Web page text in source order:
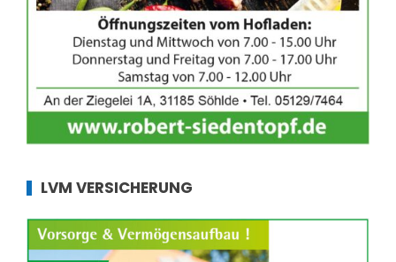
LVM VERSICHERUNG